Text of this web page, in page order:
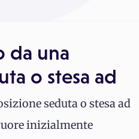
da una
o stesa ad
seduta o stesa ad
inizialmente